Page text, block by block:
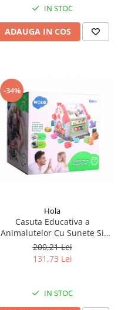
IN STOC
ADAUGA IN COS
-34%
Hola
Casuta Educativa a
Animalutelor Cu Sunete Si
Lumini
200,21 Lei
131,73 Lei
IN STOC